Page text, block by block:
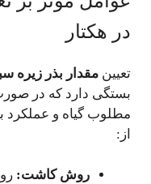
در هکتار
تعیین مقدار بذر زیره
بستگی دارد که در
مطلوب گیاه و عملکرد
از:
روش کاشت: